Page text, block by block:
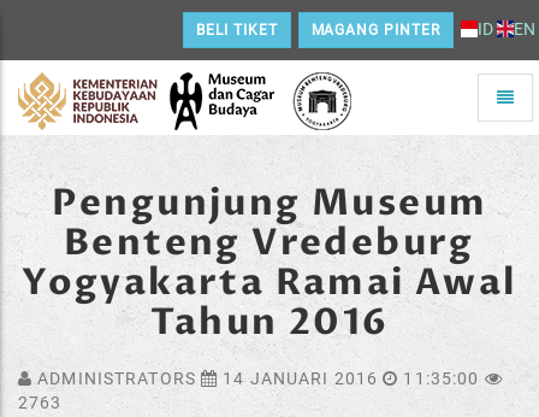
BELI TIKET MAGANG PINTER ID EN
Home
Toggle
Pengunjung Museum
Benteng Vredeburg
Yogyakarta Ramai Awal
Tahun 2016
ADMINISTRATORS 14 JANUARI 2016
11:35:00
2763